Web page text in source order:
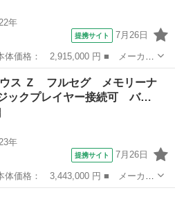
年
提携サイト 7月26日
ス ■ グレード名： Ａツーリン
ィション フルセグ メモリーナビ
ウス Ｚ フルセグ メモリーナ
ックプレイヤー接続可 バ…
年
提携サイト 7月26日
ウス ■ グレード名： Ｚ フルセ